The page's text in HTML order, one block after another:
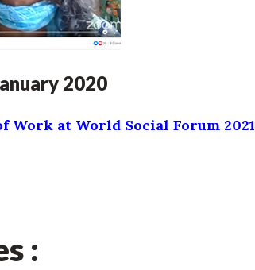
2020
Work at World Social Forum 2021
: